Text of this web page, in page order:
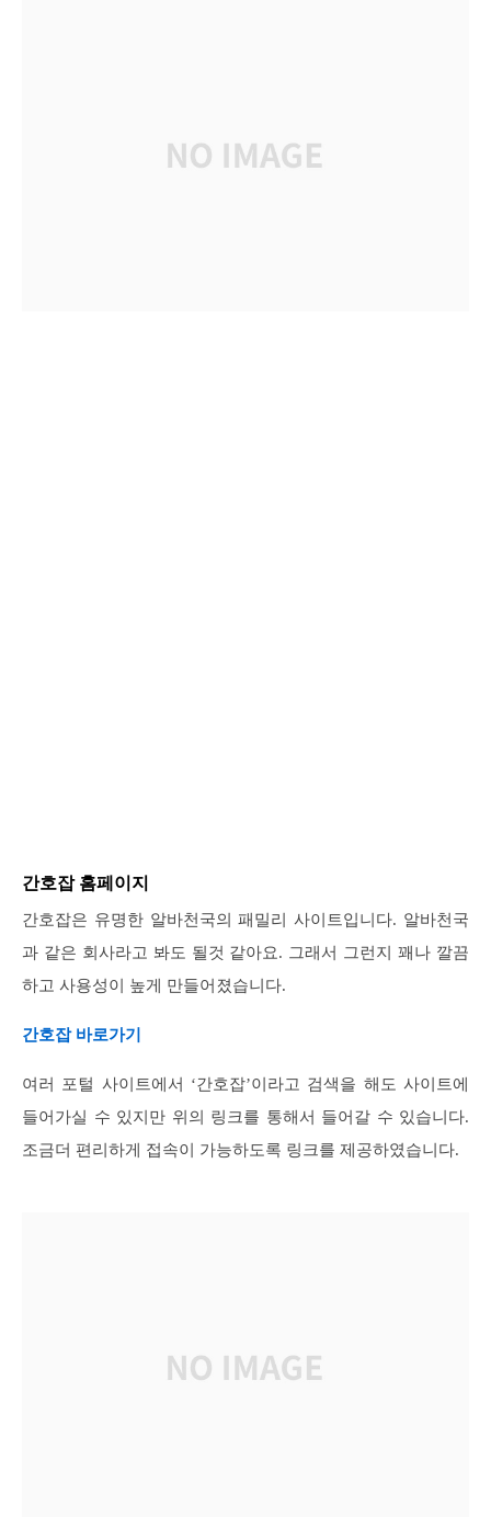
간호잡 홈페이지
간호잡은 유명한 알바천국의 패밀리 사이트입니다. 알바천국
과 같은 회사라고 봐도 될것 같아요. 그래서 그런지 꽤나 깔끔
하고 사용성이 높게 만들어졌습니다.
간호잡 바로가기
여러 포털 사이트에서 ‘간호잡’이라고 검색을 해도 사이트에
들어가실 수 있지만 위의 링크를 통해서 들어갈 수 있습니다.
조금더 편리하게 접속이 가능하도록 링크를 제공하였습니다.